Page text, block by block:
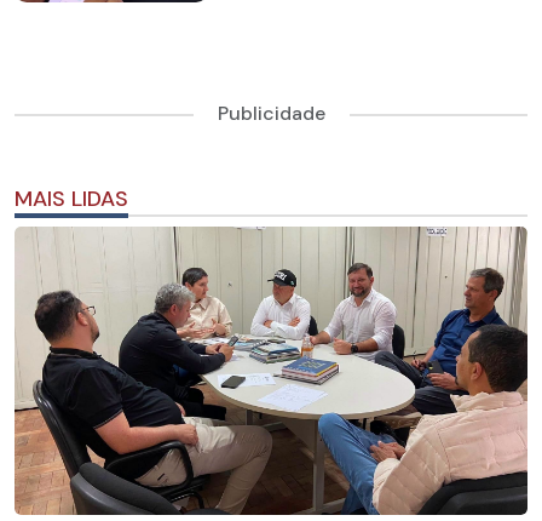
Publicidade
MAIS LIDAS